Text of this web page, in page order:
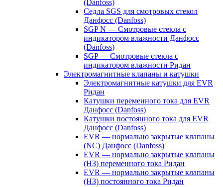
(Danfoss)
Седла SGS для смотровых стекол
Данфосс (Danfoss)
SGP N — Смотровые стекла с
индикатором влажности Данфосс
(Danfoss)
SGP — Смотровые стекла с
индикатором влажности Ридан
Электромагнитные клапаны и катушки
Электромагнитные катушки для EVR
Ридан
Катушки переменного тока для EVR
Данфосс (Danfoss)
Катушки постоянного тока для EVR
Данфосс (Danfoss)
EVR — нормально закрытые клапаны
(NC) Данфосс (Danfoss)
EVR — нормально закрытые клапаны
(НЗ) переменного тока Ридан
EVR — нормально закрытые клапаны
(НЗ) постоянного тока Ридан